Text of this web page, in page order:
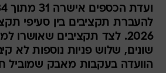
להעברת תקציבים בין סעיפי
2026. לצד תקציבים שאושרו
שונים, שלוש פניות נוספות לא
הוועדה בעקבות מאבק שמוביל